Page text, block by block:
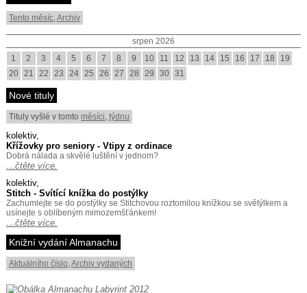
Tento měsíc,Archiv
srpen 2026
1
2 3 4 5 6 7 8 9 10 11 12 13 14 15 16 17 18
19
20 21 22 23 24 25 26 27 28 29 30 31
Nové tituly
Tituly vyšlé v tomto měsíci, týdnu
kolektiv,
Křížovky pro seniory - Vtipy z ordinace
Dobrá nálada a skvělé luštění v jednom?
…čtěte více.
kolektiv,
Stitch - Svítící knížka do postýlky
Zachumlejte se do postýlky se Stitchovou roztomilou knížkou se světýlkem a
usínejte s oblíbeným mimozemšťánkem!
…čtěte více.
Knižní vydání Almanachu
Aktuálního číslo,Archiv vydaných